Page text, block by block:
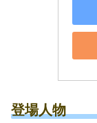
登場人物